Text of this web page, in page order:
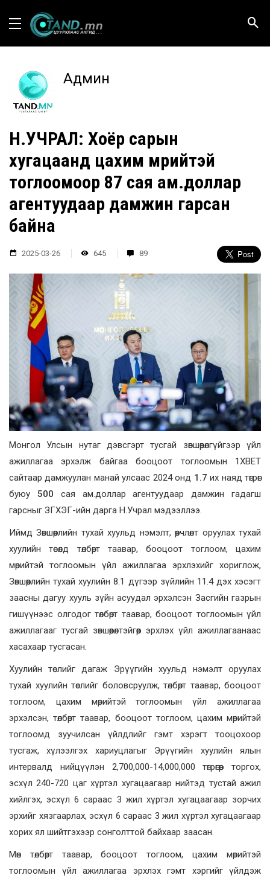
Админ
Н.УЧРАЛ: Хоёр сарын
хугацаанд цахим мөрийтэй
тоглоомоор 87 сая ам.доллар
агентуудаар дамжин гарсан
байна
2025-03-26 645 89
Монгол Улсын нутаг дэвсгэрт тусгай зөвшөөрөлгүйгээр үйл
ажиллагаа эрхэлж байгаа бооцоот тоглоомын 1XBET
сайтаар дамжуулан манай улсаас 2024 онд 1.7их наяд төгрөг
буюу 500 сая ам.доллар агентуудаар дамжин гадагш
гарсныг ЗГХЭГ-ийн дарга Н.Учрал мэдээллээ.
Иймд Зөвшөөрлийн тухай хуульд нэмэлт, өөрчлөлт оруулах тухай
хуулийн төсөлд төлбөрт таавар, бооцоот тоглоом, цахим
мөрийтэй тоглоомын үйл ажиллагаа эрхлэхийг хориглож,
Зөвшөөрлийн тухай хуулийн 8.1 дүгээр зүйлийн 11.4 дэх хэсэгт
заасны дагуу хууль зүйн асуудал эрхэлсэн Засгийн газрын
гишүүнээс олгодог төлбөрт таавар, бооцоот тоглоомын үйл
ажиллагааг тусгай зөвшөөрөлтэйгөөр эрхлэх үйл ажиллагаанаас
хасахаар тусгасан.
Хуулийн төслийг дагаж Эрүүгийн хуульд нэмэлт оруулах
тухай хуулийн төслийг боловсруулж, төлбөрт таавар, бооцоот
тоглоом, цахим мөрийтэй тоглоомын үйл ажиллагаа
эрхэлсэн, төлбөрт таавар, бооцоот тоглоом, цахим мөрийтэй
тоглоомд зуучилсан үйлдлийг гэмт хэрэгт тооцохоор
тусгаж, хүлээлгэх хариуцлагыг Эрүүгийн хуулийн ялын
интервалд нийцүүлэн 2,700,000-14,000,000 төгрөгөөр торгох,
эсхүл 240-720 цаг хүртэл хугацаагаар нийтэд тустай ажил
хийлгэх, эсхүл 6 сараас 3 жил хүртэл хугацаагаар зорчих
эрхийг хязгаарлах, эсхүл 6 сараас 3 жил хүртэл хугацаагаар
хорих ял шийтгэхээр сонголттой байхаар заасан.
Мөн төлбөрт таавар, бооцоот тоглоом, цахим мөрийтэй
тоглоомын үйл ажиллагаа эрхлэх гэмт хэргийг үйлдэж